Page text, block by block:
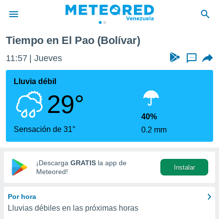
de
ha
para
que se
calidad.
a este
las
y
digital
basada
Tiempo en El Pao (Bolívar)
11:57 Jueves ...
Lluvia débil
29°
Sensación de 31°
40%
0.2 mm
¡Descarga GRATIS la app de
Meteored!
Instalar
Por hora
Lluvias débiles en las próximas horas